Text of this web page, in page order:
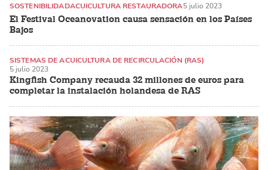
El Festival Oceanovation causa sensación en los Países
Bajos
SOSTENIBILIDADACUICULTURA RESTAURADORA5 julio 2023
Kingfish Company recauda 32 millones de euros para
completar la instalación holandesa de RAS
SISTEMAS DE ACUICULTURA DE RECIRCULACIÓN (RAS)
SISTEMAS DE PRODUCCIÓN EN TIERRA
5 julio 2023